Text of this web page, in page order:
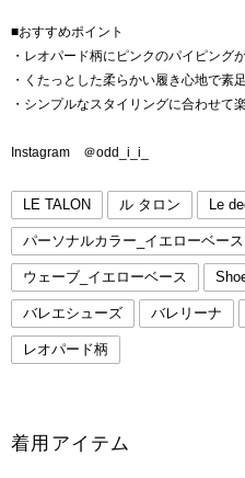
■おすすめポイント
・レオパード柄にピンクのパイピング
・くたっとした柔らかい履き心地で素
・シンプルなスタイリングに合わせて
Instagram ＠odd_i_i_
LE TALON ル タロン Le
パーソナルカラー_イエローベース
ウェーブ_イエローベース
バレエシューズ バレリーナ
レオパード柄
着用アイテム